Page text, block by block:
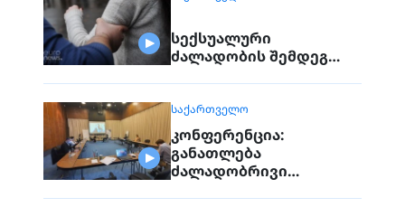
სექსუალური
ძალადობის შემდეგ…
ᲡᲐᲥᲐᲠᲗᲕᲔᲚᲝ
კონფერენცია:
განათლება
ძალადობრივი